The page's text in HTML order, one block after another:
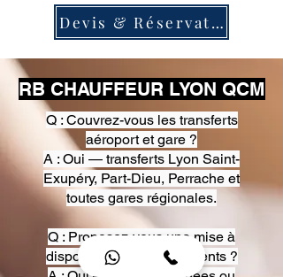
Devis & Réservation
RB CHAUFFEUR LYON QCM
Q : Couvrez-vous les transferts
aéroport et gare ?
A : Oui — transferts Lyon Saint-
Exupéry, Part-Dieu, Perrache et
toutes gares régionales.
Q : Proposez-vous une mise à
disposition pour événements ?